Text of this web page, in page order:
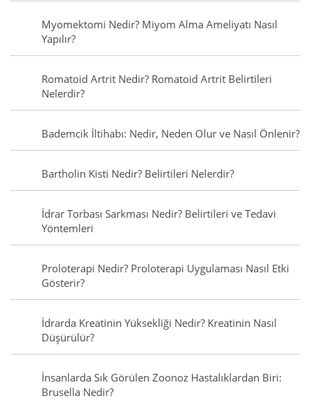
Myomektomi Nedir? Miyom Alma Ameliyatı Nasıl
Yapılır?
Romatoid Artrit Nedir? Romatoid Artrit Belirtileri
Nelerdir?
Bademcik İltihabı: Nedir, Neden Olur ve Nasıl Önlenir?
Bartholin Kisti Nedir? Belirtileri Nelerdir?
İdrar Torbası Sarkması Nedir? Belirtileri ve Tedavi
Yöntemleri
Proloterapi Nedir? Proloterapi Uygulaması Nasıl Etki
Gösterir?
İdrarda Kreatinin Yüksekliği Nedir? Kreatinin Nasıl
Düşürülür?
İnsanlarda Sık Görülen Zoonoz Hastalıklardan Biri:
Brusella Nedir?